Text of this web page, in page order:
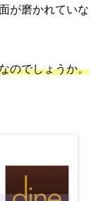
が磨かれていな
のでしょうか。